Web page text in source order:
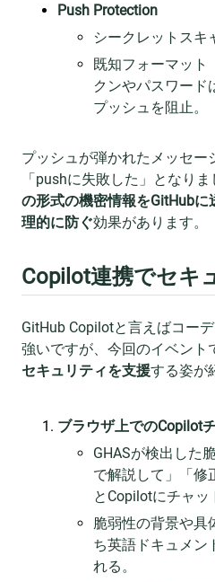
Push Protection
シークレットスキ
既知フォーマット
クンやパスワード
プッシュを阻止。
プッシュが弾かれたメッセー
「pushに失敗した」となりま
の形式の機密情報をGitHub
理的に防ぐ効果があります。
Copilot連携でセキ
GitHub Copilotと言えばコー
強いですが、今回のイベント
セキュリティを支援する姿が
ブラウザ上でのCopilot
GHASが検出した
で解説して」「修
とCopilotにチャッ
脆弱性の背景や具
ち英語ドキュメン
れる。